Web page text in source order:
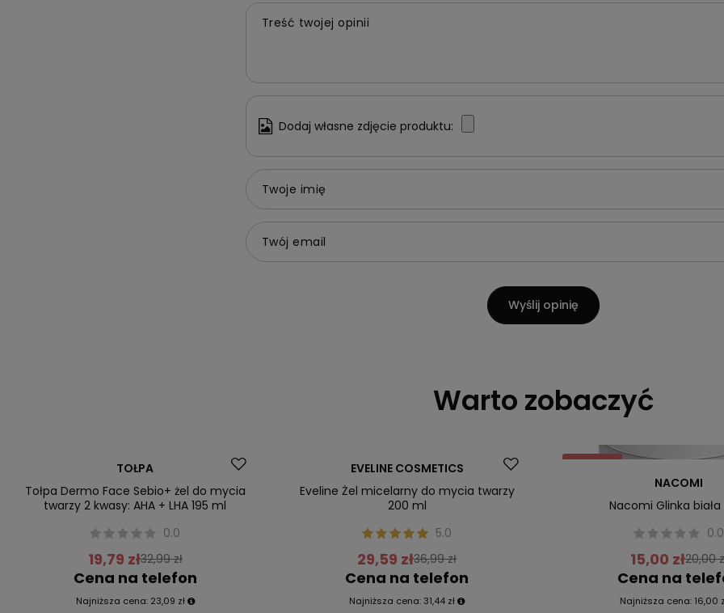
Treść twojej opinii
Dodaj własne zdjęcie produktu:
Twoje imię
Twój email
Wyślij opinię
Warto zobaczyć
TOŁPA
Tołpa Dermo Face Sebio+ żel do mycia
twarzy 2 kwasy: AHA + LHA 195 ml
0.0
19,79 zł32,99 zł
Cena na telefon
Najniższa cena: 23,09 zł
EVELINE COSMETICS
Eveline Żel micelarny do mycia twarzy
200 ml
5.0
29,59 zł36,99 zł
Cena na telefon
Najniższa cena: 31,44 zł
Promocja
NACOMI
Nacomi Glinka biała
0.0
15,00 zł20,00
Cena na
Najniższa cena: 16,00